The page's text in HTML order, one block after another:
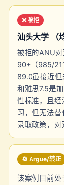
❌ 被拒
汕头大学 （
被拒的ANU
90+（985/
89.0虽接近
和雅思7.5是
性标准，且经
习，但无法
录取政策，对
🔄 Argue/转正
该案例目前处